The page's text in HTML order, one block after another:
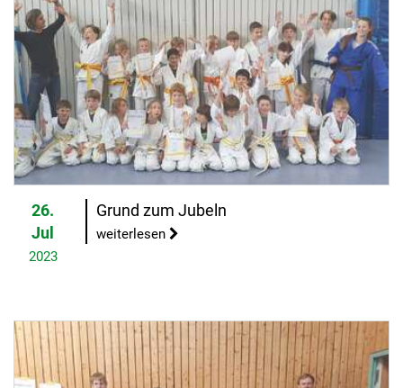
26.
Jul
2023
Grund zum Jubeln
weiterlesen